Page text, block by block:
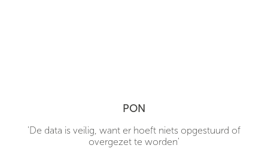
PON
'De data is veilig, want er hoeft niets opgestuurd of
overgezet te worden'